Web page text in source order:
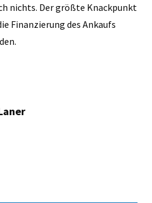
nichts. Der größte Knackpunkt
Finanzierung des Ankaufs